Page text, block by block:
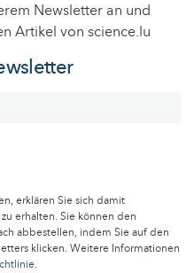
Newsletter an und
Artikel von science.lu
erklären Sie sich damit
erhalten. Sie können den
abbestellen, indem Sie auf den
klicken. Weitere Informationen
.